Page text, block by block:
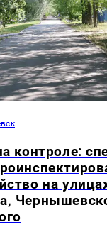
контроле:
на